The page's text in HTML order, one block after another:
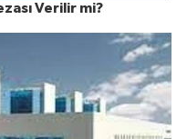
Verilir mi?